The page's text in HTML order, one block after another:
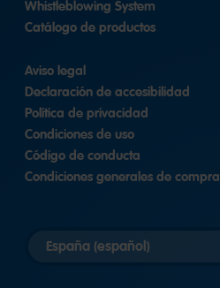
Whistleblowing System
Catálogo de productos
Aviso legal
Declaración de accesibilidad
Política de privacidad
Condiciones de uso
Código de conducta
Condiciones generales de compra
versión